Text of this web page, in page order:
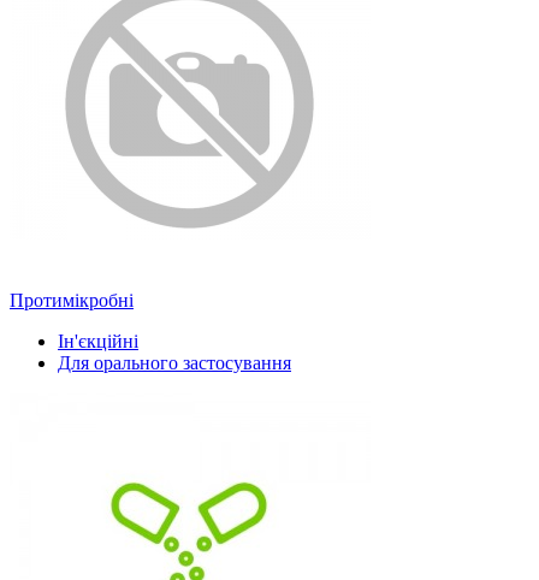
Протимікробні
Ін'єкційні
Для орального застосування